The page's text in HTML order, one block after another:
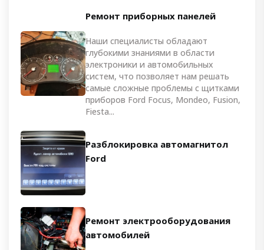
Ремонт приборных панелей
Наши специалисты обладают
глубокими знаниями в области
электроники и автомобильных
систем, что позволяет нам решать
самые сложные проблемы с щитками
приборов Ford Focus, Mondeo, Fusion,
Fiesta...
Разблокировка автомагнитол
Ford
Ремонт электрооборудования
автомобилей